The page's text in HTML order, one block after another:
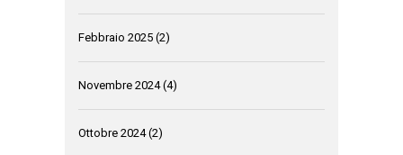
Febbraio 2025 (2)
Novembre 2024(4)
Ottobre 2024(2)